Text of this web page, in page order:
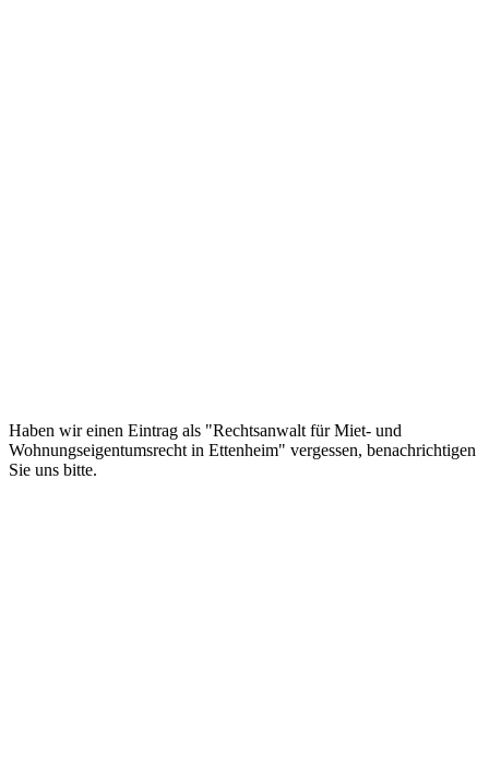
Haben wir einen Eintrag als "Rechtsanwalt für Miet- und
Wohnungseigentumsrecht in Ettenheim" vergessen, benachrichtigen
Sie uns bitte.